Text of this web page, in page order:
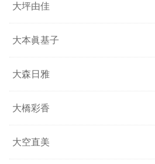
大坪由佳
大本眞基子
大森日雅
大橋彩香
大空直美